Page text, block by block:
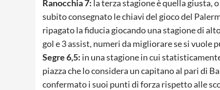
Ranocchia 7: la terza stagione è quella giusta,
subito consegnato le chiavi del gioco del
ripagato la fiducia giocando una stagione di
gol e 3 assist, numeri da migliorare se si vuole
Segre 6,5: in una stagione in cui
piazza che lo considera un capitano al pari di
confermato i suoi punti di forza rispetto alle